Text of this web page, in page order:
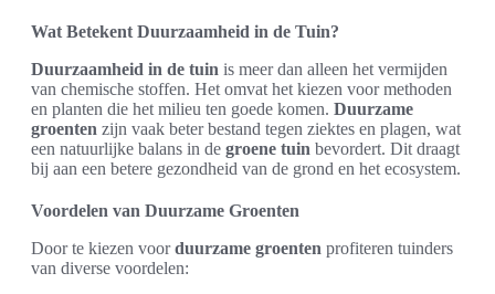
Wat Betekent Duurzaamheid in de Tuin?
Duurzaamheid in de tuin is meer dan alleen het vermijden
van chemische stoffen. Het omvat het kiezen voor methoden
en planten die het milieu ten goede komen. Duurzame
groenten zijn vaak beter bestand tegen ziektes en plagen, wat
een natuurlijke balans in de groene tuin bevordert. Dit draagt
bij aan een betere gezondheid van de grond en het ecosystem.
Voordelen van Duurzame Groenten
Door te kiezen voorduurzame groenten profiteren tuinders
van diverse voordelen: